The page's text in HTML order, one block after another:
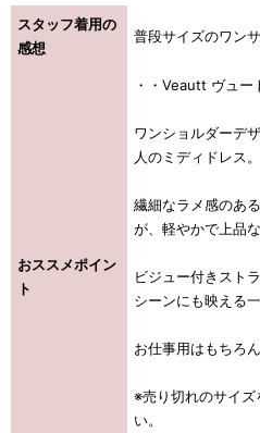
スタッフ着用の
感想
普段サイズのワン
おススメポイン
ト
・・Veautt ヴュー
ワンショルダーデ
人のミディドレス。
繊細なラメ感のあ
が、軽やかで上品
ビジュー付きスト
シーンにも映える一
お仕事用はもちろ
※売り切れのサイズ
い。
ース